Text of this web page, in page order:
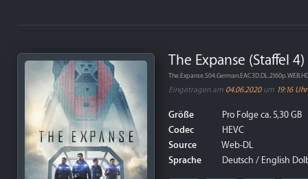
The Expanse (Staffel 4)
Eingetragen am 04.06.2020um 19:16 Uhr
Größe
Pro Folge ca. 5,30 GB
Codec
HEVC
Source
Web-DL
Sprache
Deutsch / English